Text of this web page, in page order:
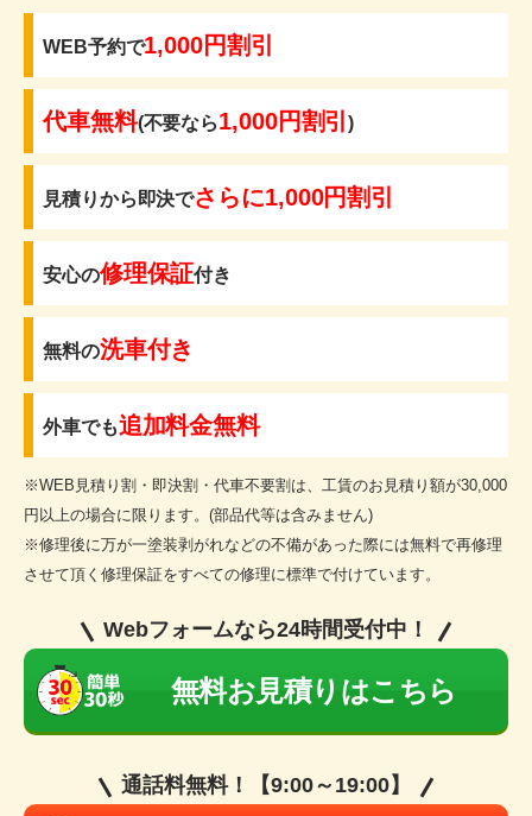
WEB予約で1,000円割引
代車無料(不要なら1,000円割引)
見積りから即決でさらに1,000円割引
安心の修理保証付き
無料の洗車付き
外車でも追加料金無料
※WEB見積り割・即決割・代車不要割は、工賃のお見積り額が30,000
円以上の場合に限ります。(部品代等は含みません)
※修理後に万が一塗装剥がれなどの不備があった際には無料で再修理
させて頂く修理保証をすべての修理に標準で付けています。
Webフォームなら24時間受付中！
無料お見積りはこちら
通話料無料！【9:00～19:00】